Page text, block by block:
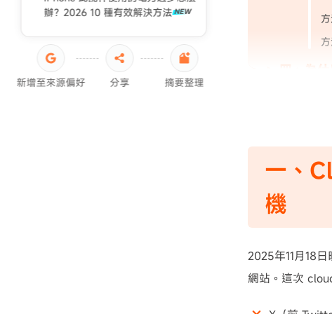
iPhone轉移失敗原因
辦？2026 10 種有效解決方法
新增至來源偏好 分享 摘要整理
四、為
一、
機
2025年11月18
網站。這次